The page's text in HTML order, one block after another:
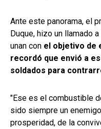
Ante este panorama, el
Duque, hizo un llamado
unan con el objetivo de
recordó que envió a
soldados para
"Ese es el combustible
sido siempre un
prosperidad, de la